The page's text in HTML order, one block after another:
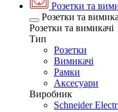
Розетки та
Розетки та
Розетки та вимикачі
Тип
Розетки
Вимикачі
Рамки
Аксесуари
Виробник
Schneider